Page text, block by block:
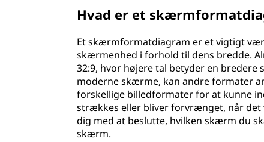
Hvad er et
Et skærmformatdiagram er et vigtigt
skærmenhed i forhold til dens bredde.
32:9, hvor højere tal betyder en
moderne skærme, kan andre formater
forskellige billedformater for at kunne
strækkes eller bliver forvrænget, når det
dig med at beslutte, hvilken skærm du
skærm.